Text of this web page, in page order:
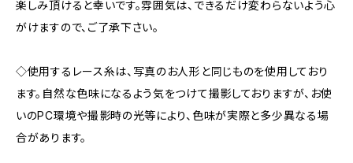
楽しみ頂けると幸いです。雰囲気は、できるだけ変わらないよう心
がけますので、ご了承下さい。
◇使用するレース糸は、写真のお人形と同じものを使用しており
ます。自然な色味になるよう気をつけて撮影しておりますが、お使
いのPC環境や撮影時の光等により、色味が実際と多少異なる場
合があります。